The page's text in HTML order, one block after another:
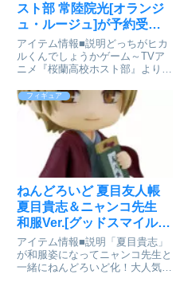
スト部 常陸院光[オランジ
ュ・ルージュ]が予約受付
開始
アイテム情報■説明どっちがヒカ
ルくんでしょうかゲーム～TVア
ニメ『桜蘭高校ホスト部』より、
って登場です。●表情パーツ：
「笑顔」「ボケ顔」「怒り顔」●
オプションパーツ：「髪パーツ
ピンク」ほか専用台座付属■サイ
フィギュア
ねんどろいど 夏目友人帳
夏目貴志＆ニャンコ先生
和服Ver.[グッドスマイルカ
ンパニー]が予約受付中
アイテム情報■説明「夏目貴志」
が和服姿になってニャンコ先生と
一緒にねんどろいど化！大人気ア